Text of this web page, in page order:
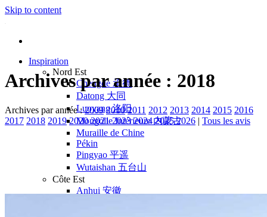
Skip to content
Inspiration
Nord Est
Chengde 承德
Datong 大同
Luoyang 洛阳
Mongolie Intérieure 内蒙古
Muraille de Chine
Pékin
Pingyao 平遥
Wutaishan 五台山
Côte Est
Anhui 安徽
Archives par année : 2018
Archives par année :2009 2010 2011 2012 2013 2014 2015 2016
2017 2018 2019 2020 2021 2023 2024 2025 2026 | Tous les avis